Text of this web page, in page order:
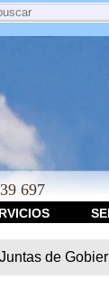
697
de